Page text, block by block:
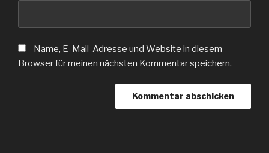
Name, E-Mail-Adresse und Website in diesem
Browser für meinen nächsten Kommentar speichern.